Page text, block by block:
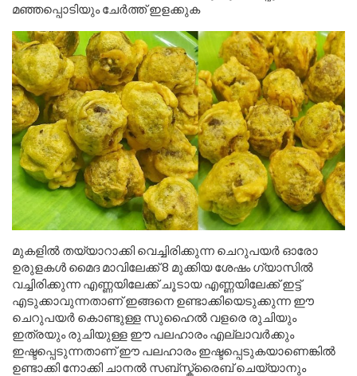
മഞ്ഞപ്പൊടിയും ചേർത്ത് ഇളക്കുക
മുകളിൽ തയ്യാറാക്കി വെച്ചിരിക്കുന്ന ചെറുപയർ ഓരോ
ഉരുളകൾ മൈദ മാവിലേക്ക് 8 മുക്കിയ ശേഷം ഗ്യാസിൽ
വച്ചിരിക്കുന്ന എണ്ണയിലേക്ക് ചൂടായ എണ്ണയിലേക്ക് ഇട്ട്
എടുക്കാവുന്നതാണ് ഇങ്ങനെ ഉണ്ടാക്കിയെടുക്കുന്ന ഈ
ചെറുപയർ കൊണ്ടുള്ള സുഹൈൽ വളരെ രുചിയും
ഇത്രയും രുചിയുള്ള ഈ പലഹാരം എല്ലാവർക്കും
ഇഷ്ടപ്പെടുന്നതാണ് ഈ പലഹാരം ഇഷ്ടപ്പെടുകയാണെങ്കിൽ
ഉണ്ടാക്കി നോക്കി ചാനൽ സബ്സ്ക്രൈബ് ചെയ്യാനും